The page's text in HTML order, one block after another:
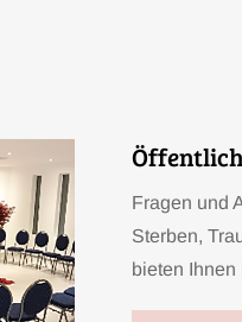
Fragen und
Sterben,
bieten Ihnen